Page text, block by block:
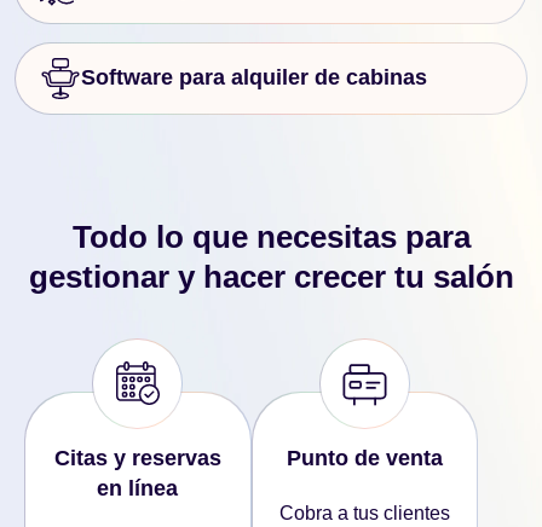
Software para alquiler de cabinas
Todo lo que necesitas para
gestionar y hacer crecer tu salón
Citas y reservas
en línea
Punto de venta
Cobra a tus clientes